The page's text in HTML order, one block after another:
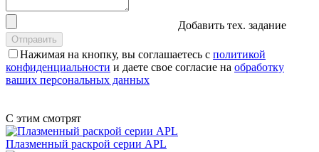
Добавить тех. задание
Нажимая на кнопку, вы соглашаетесь с политикой
конфиденциальности и даете свое согласие на обработку
ваших персональных данных
С этим смотрят
Плазменный раскрой серии APL